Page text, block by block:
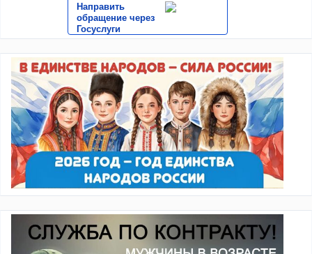
Направить
обращение через
Госуслуги